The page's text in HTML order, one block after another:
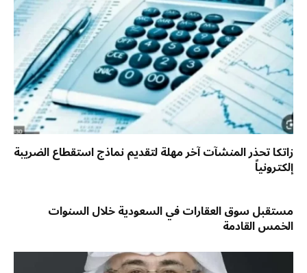
زاتكا تحذر المنشآت آخر مهلة لتقديم نماذج استقطاع الضريبة
إلكترونياً
مستقبل سوق العقارات في السعودية خلال السنوات
الخمس القادمة